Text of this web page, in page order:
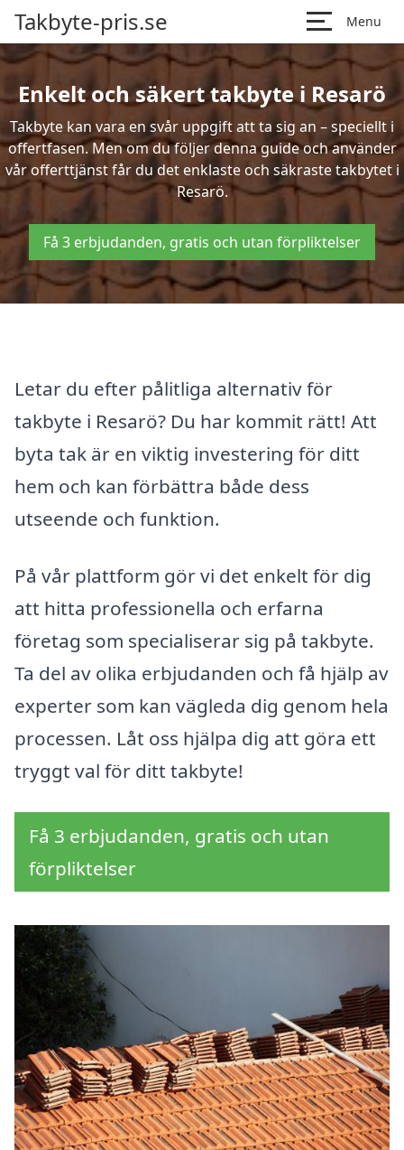
Takbyte-pris.se Menu
Enkelt och säkert takbyte i Resarö
Takbyte kan vara en svår uppgift att ta sig an – speciellt i
offertfasen. Men om du följer denna guide och använder
vår offerttjänst får du det enklaste och säkraste takbytet i
Resarö.
Få 3 erbjudanden, gratis och utan förpliktelser
Letar du efter pålitliga alternativ för
takbyte i Resarö? Du har kommit rätt! Att
byta tak är en viktig investering för ditt
hem och kan förbättra både dess
utseende och funktion.
På vår plattform gör vi det enkelt för dig
att hitta professionella och erfarna
företag som specialiserar sig på takbyte.
Ta del av olika erbjudanden och få hjälp av
experter som kan vägleda dig genom hela
processen. Låt oss hjälpa dig att göra ett
tryggt val för ditt takbyte!
Få 3 erbjudanden, gratis och utan
förpliktelser